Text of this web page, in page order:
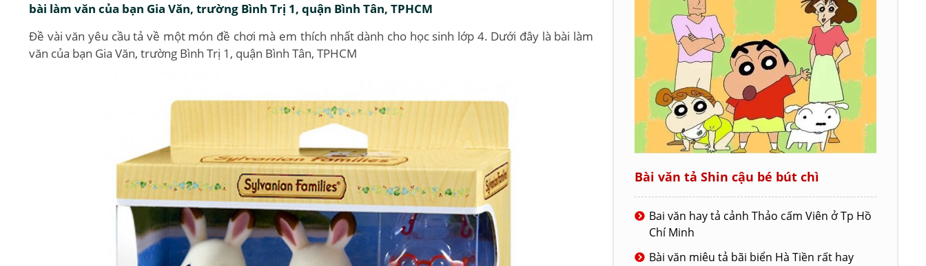
bài làm văn của bạn Gia Văn, trường Bình Trị 1, quận Bình Tân, TPHCM
Đề vài văn yêu cầu tả về một món đề chơi mà em thích nhất dành cho học sinh lớp 4. Dưới đây là bài làm
văn của bạn Gia Văn, trường Bình Trị 1, quận Bình Tân, TPHCM
Bài văn tả Shin cậu bé bút chì
Bai văn hay tả cảnh Thảo cấm Viên ở Tp Hồ
Chí Minh
Bài văn miêu tả bãi biển Hà Tiền rất hay